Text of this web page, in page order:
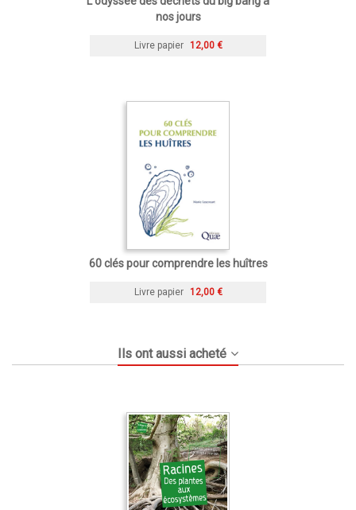
nos jours
Livre papier 12,00 €
60 clés pour comprendre les huîtres
Livre papier 12,00 €
Ils ont aussi acheté